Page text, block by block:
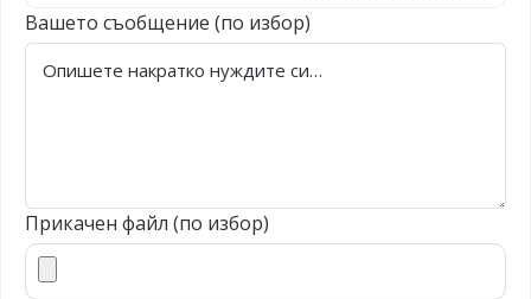
Вашето съобщение (по избор)
Прикачен файл (по избор)